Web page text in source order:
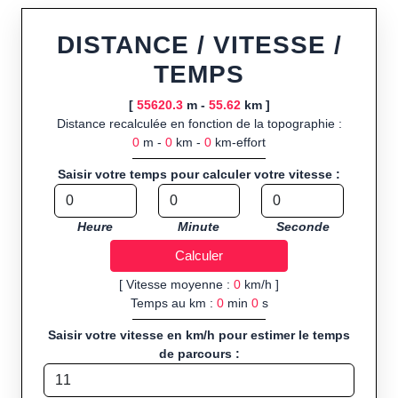
ou import de fichier GPX, calcul instantané de la distance
profil d’élévation avec options de lissage, export en trace GPX,
route GPX, KML (plat ou relief) et TCX, ainsi que calculs
Public cible :strong> sportifs de loisir et compétiteurs
préparant entraînements et parcours, organisateurs
d’événements partageant leurs itinéraires, et utilisateurs de
GPS souhaitant charger leurs trajets à l’avance.
Sports et activités disponibles :Footing (jogging), course à
pied, cyclisme (vélo), VTT, randonnée, roller et équitation.
DISTANCE / VITESSE /
TEMPS
[ 55620.3m - 55.62km ]
Distance recalculée en fonction de la topographie :
0 m - 0 km - 0 km-effort
Saisir votre temps pour calculer votre vitesse :
Heure Minute Seconde
[ Vitesse moyenne : 0 km/h ]
Temps au km : 0min 0s
Saisir votre vitesse en km/h pour estimer le temps
de parcours :